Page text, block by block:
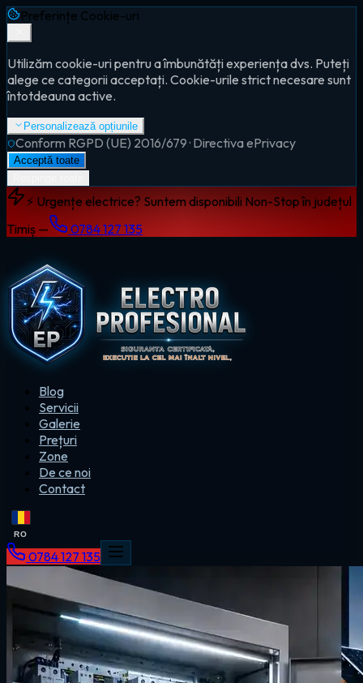
Preferințe Cookie-uri
Utilizăm cookie-uri pentru a îmbunătăți experiența dvs. Puteți
alege ce categorii acceptați. Cookie-urile strict necesare sunt
întotdeauna active.
Personalizează opțiunile
Conform RGPD (UE) 2016/679 · Directiva ePrivacy
Acceptă toate
⚡ Urgențe electrice? Suntem disponibili Non-Stop în județul
Timiș —
0784 127 135
Blog
Servicii
Galerie
Prețuri
Zone
De ce noi
Contact
RO
0784 127 135